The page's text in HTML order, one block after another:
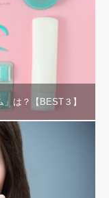
は？【BEST３】